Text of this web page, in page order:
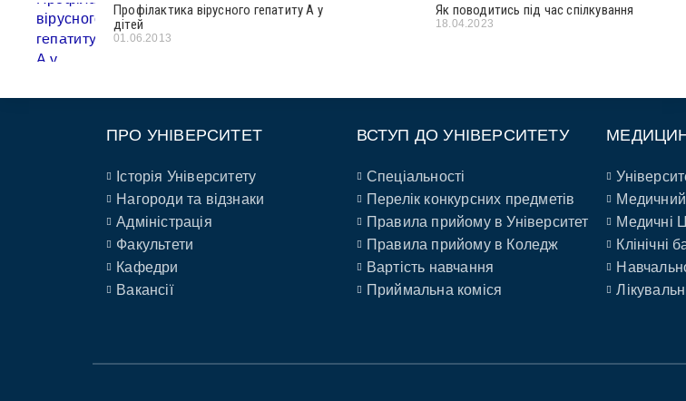
Профілактика вірусного гепатиту А у
дітей
01.06.2013
Як поводитись під час спілкування
18.04.2023
ПРО УНІВЕРСИТЕТ
Історія Університету
Нагороди та відзнаки
Адміністрація
Факультети
Кафедри
Вакансії
ВСТУП ДО УНІВЕРСИТЕТУ
Спеціальності
Перелік конкурсних предметів
Правила прийому в Університет
Правила прийому в Коледж
Вартість навчання
Приймальна коміся
Медичний
Медичні
Клінічні